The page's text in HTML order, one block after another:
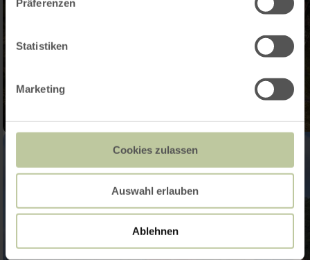
Präferenzen
Statistiken
Marketing
Cookies zulassen
Auswahl erlauben
Ablehnen